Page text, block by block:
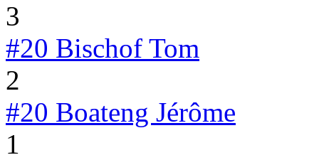
3
#20 Bischof Tom
2
#20 Boateng Jérôme
1